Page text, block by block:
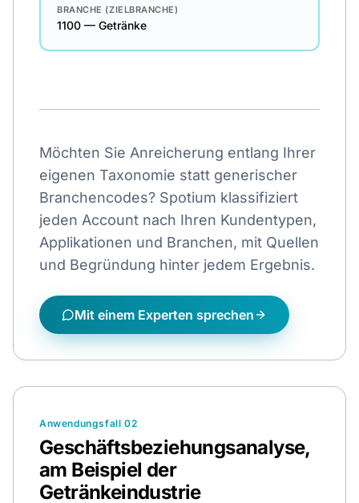
BRANCHE (ZIELBRANCHE)
1100 — Getränke
Möchten Sie Anreicherung entlang Ihrer
eigenen Taxonomie statt generischer
Branchencodes? Spotium klassifiziert
jeden Account nach Ihren Kundentypen,
Applikationen und Branchen, mit Quellen
und Begründung hinter jedem Ergebnis.
Mit einem Experten sprechen
Anwendungsfall 02
Geschäftsbeziehungsanalyse,
am Beispiel der
Getränkeindustrie